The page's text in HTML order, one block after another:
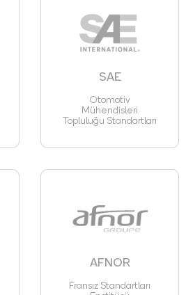
SAE
Otomotiv
Mühendisleri
Topluluğu Standartları
AFNOR
Fransız Standartları